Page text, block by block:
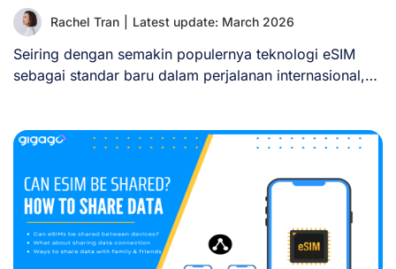
Rachel Tran Latest update: March 2026
Seiring dengan semakin populernya teknologi eSIM
sebagai standar baru dalam perjalanan internasional,